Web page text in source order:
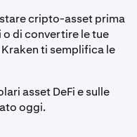
cripto-asset prima
di convertire le tue
ti semplifica le
asset DeFi e sulle
oggi.